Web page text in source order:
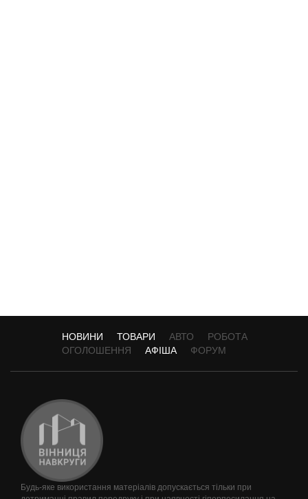
НОВИНИ ТОВАРИ АВТО
РОБОТА
ОГОЛОШЕННЯ
АФІША ФОРУМ
Будь-яке використання матеріалів допускається тільки при